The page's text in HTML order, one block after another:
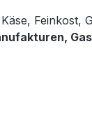
Feinkost,